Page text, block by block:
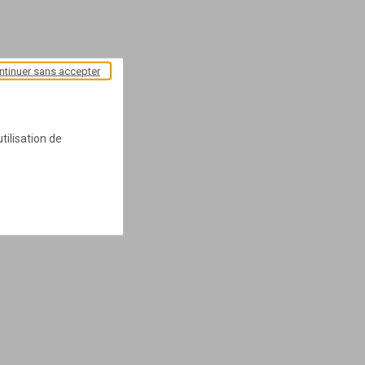
de
sans accepter